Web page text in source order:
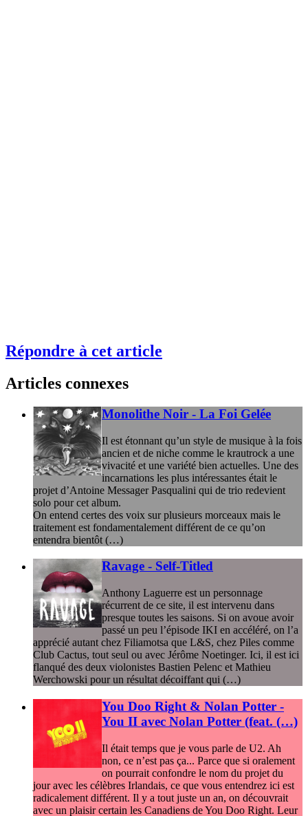
Répondre à cet article
Articles connexes
Monolithe Noir - La Foi Gelée
Il est étonnant qu’un style de musique à la fois
ancien et de niche comme le krautrock a une
vivacité et une variété bien actuelles. Une des
incarnations les plus intéressantes était le
projet d’Antoine Messager Pasqualini qui de trio redevient
solo pour cet album.
On entend certes des voix sur plusieurs morceaux mais le
traitement est fondamentalement différent de ce qu’on
entendra bientôt (…)
Ravage - Self-Titled
Anthony Laguerre est un personnage
récurrent de ce site, il est intervenu dans
presque toutes les saisons. Si on avoue avoir
passé un peu l’épisode IKI en accéléré, on l’a
apprécié autant chez Filiamotsa que L&S, chez Piles comme
Club Cactus, tout seul ou avec Jérôme Noetinger. Ici, il est ici
flanqué des deux violonistes Bastien Pelenc et Mathieu
Werchowski pour un résultat décoiffant qui (…)
You Doo Right & Nolan Potter -
You II avec Nolan Potter (feat. (…)
Il était temps que je vous parle de U2. Ah
non, ce n’est pas ça... Parce que si oralement
on pourrait confondre le nom du projet du
jour avec les célèbres Irlandais, ce que vous entendrez ici est
radicalement différent. Il y a tout juste un an, on découvrait
avec un plaisir certain les Canadiens de You Doo Right. Leur